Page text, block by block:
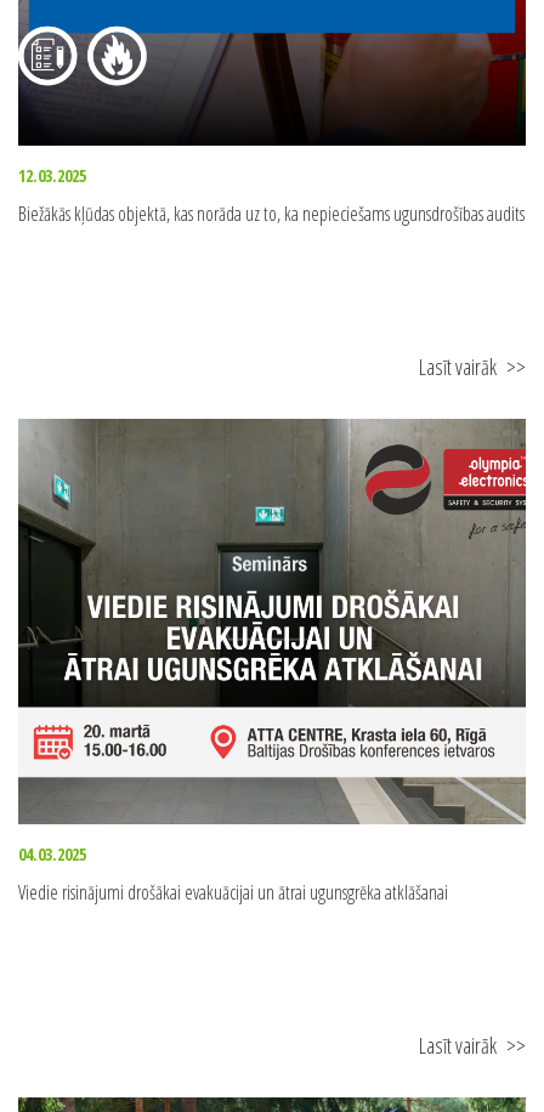
12.03.2025
Biežākās kļūdas objektā, kas norāda uz to, ka nepieciešams ugunsdrošības audits
Lasīt vairāk >>
04.03.2025
Viedie risinājumi drošākai evakuācijai un ātrai ugunsgrēka atklāšanai
Lasīt vairāk >>